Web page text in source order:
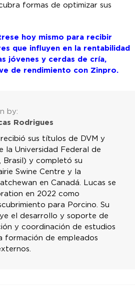
formas de optimizar sus
hoy mismo para recibir
que influyen en la rentabilidad
jóvenes y cerdas de cría,
de rendimiento con Zinpro.
by:
Rodrigues
sus títulos de DVM y
la Universidad Federal de
Brasil) y completó su
Swine Centre y la
en Canadá. Lucas se
en 2022 como
para Porcino. Su
el desarrollo y soporte de
y coordinación de estudios
formación de empleados